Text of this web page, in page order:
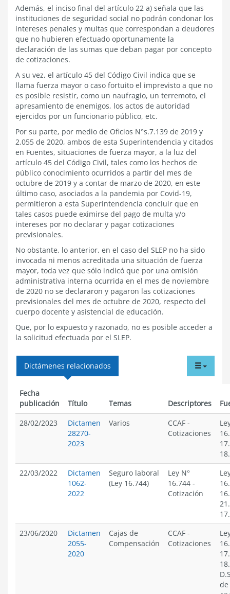
Además, el inciso final del artículo 22 a) señala que las
instituciones de seguridad social no podrán condonar los
intereses penales y multas que correspondan a deudores
que no hubieren efectuado oportunamente la
declaración de las sumas que deban pagar por concepto
de cotizaciones.
A su vez, el artículo 45 del Código Civil indica que se
llama fuerza mayor o caso fortuito el imprevisto a que no
es posible resistir, como un naufragio, un terremoto, el
apresamiento de enemigos, los actos de autoridad
ejercidos por un funcionario público, etc.
Por su parte, por medio de Oficios N°s.7.139 de 2019 y
2.055 de 2020, ambos de esta Superintendencia y citados
en Fuentes, situaciones de fuerza mayor, a la luz del
artículo 45 del Código Civil, tales como los hechos de
público conocimiento ocurridos a partir del mes de
octubre de 2019 y a contar de marzo de 2020, en este
último caso, asociados a la pandemia por Covid-19,
permitieron a esta Superintendencia concluir que en
tales casos puede eximirse del pago de multa y/o
intereses por no declarar y pagar cotizaciones
previsionales.
No obstante, lo anterior, en el caso del SLEP no ha sido
invocada ni menos acreditada una situación de fuerza
mayor, toda vez que sólo indicó que por una omisión
administrativa interna ocurrida en el mes de noviembre
de 2020 no se declararon y pagaron las cotizaciones
previsionales del mes de octubre de 2020, respecto del
cuerpo docente y asistencial de educación.
Que, por lo expuesto y razonado, no es posible acceder a
la solicitud efectuada por el SLEP.
menu
Dictámenes relacionados
Fecha
publicación
Título Temas Descriptores
28/02/2023
Dictamen
28270-
2023
Varios CCAF -
Cotizaciones
22/03/2022
Dictamen
1062-
2022
Seguro laboral
(Ley 16.744)
Ley N°
16.744 -
Cotización
23/06/2020
Dictamen
2055-
2020
Cajas de
Compensación
CCAF -
Cotizaciones
de